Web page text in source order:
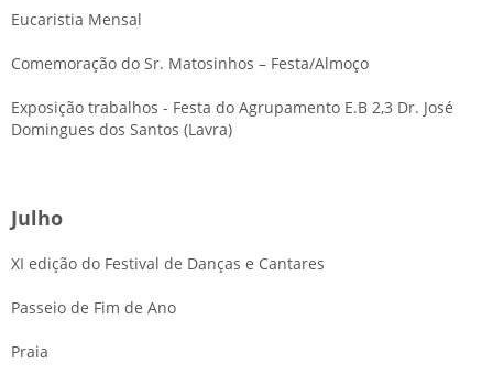
Eucaristia Mensal
Comemoração do Sr. Matosinhos – Festa/Almoço
Exposição trabalhos - Festa do Agrupamento E.B 2,3 Dr. José
Domingues dos Santos (Lavra)
Julho
XI edição do Festival de Danças e Cantares
Passeio de Fim de Ano
Praia